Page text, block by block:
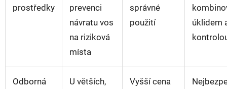
prostředky
prevenci
návratu vos
na riziková
místa
správné
použití
úklidem
Odborná
U větších,
Vyšší cena